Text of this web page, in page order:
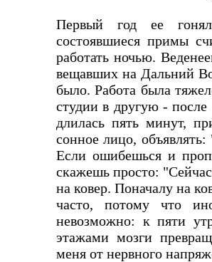
Первый год ее
состоявшиеся примы
работать ночью.
вещавших на Дальний
было. Работа была
студии в другую -
длилась пять минут,
сонное лицо,
Если ошибешься и
скажешь просто:
на ковер. Поначалу на
часто, потому что
невозможно: к пяти
этажами мозги
меня от нервного